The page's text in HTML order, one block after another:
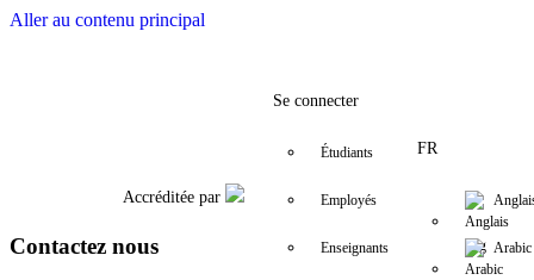
Aller au contenu principalFacebook
Accréditée par
Se connecter
Étudiants
Employés
Enseignants
FR
Arabic
Contactez nous